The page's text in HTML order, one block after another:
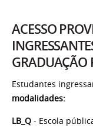
ACESSO
GRADUAÇÃO
Estudantes
modalidades:
LB_Q - Escola